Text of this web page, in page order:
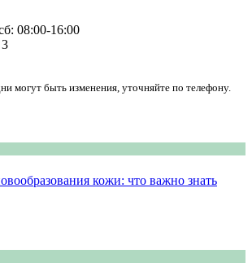
08:00-16:00
могут быть изменения, уточняйте по телефону.
кожи: что важно знать